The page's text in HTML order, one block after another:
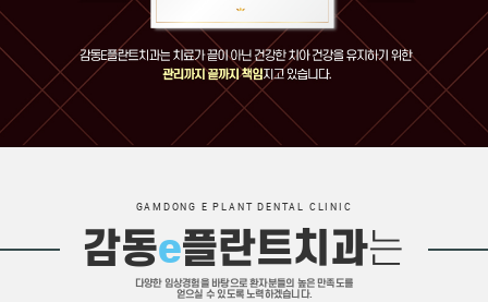
GAMDONG E PLANT DENTAL CLINIC
감동e플란트치과는
다양한 임상경험을 바탕으로 환자분들의 높은 만족도를
얻으실 수 있도록 노력하겠습니다.